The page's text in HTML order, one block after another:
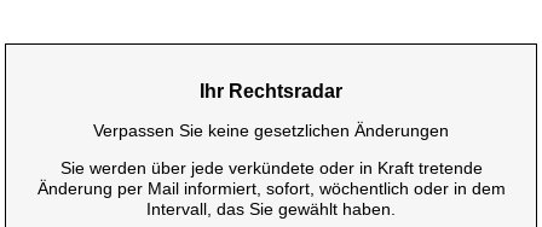
Ihr Rechtsradar
Verpassen Sie keine gesetzlichen Änderungen
Sie werden über jede verkündete oder in Kraft tretende
Änderung per Mail informiert, sofort, wöchentlich oder in dem
Intervall, das Sie gewählt haben.